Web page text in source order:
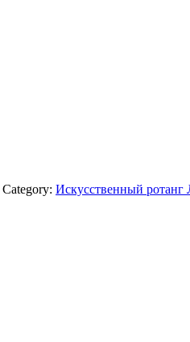
Category: Искусственный ротанг